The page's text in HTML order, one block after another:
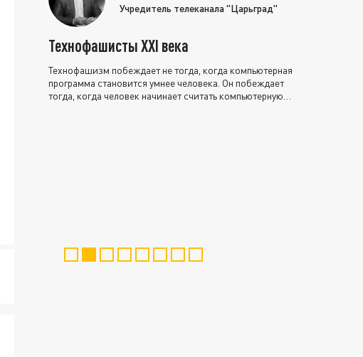
Учредитель телеканала "Царьград"
Технофашисты XXI века
Технофашизм побеждает не тогда, когда компьютерная
программа становится умнее человека. Он побеждает
тогда, когда человек начинает считать компьютерную